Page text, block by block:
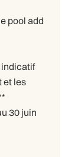
pool add
indicatif
et les
30 juin